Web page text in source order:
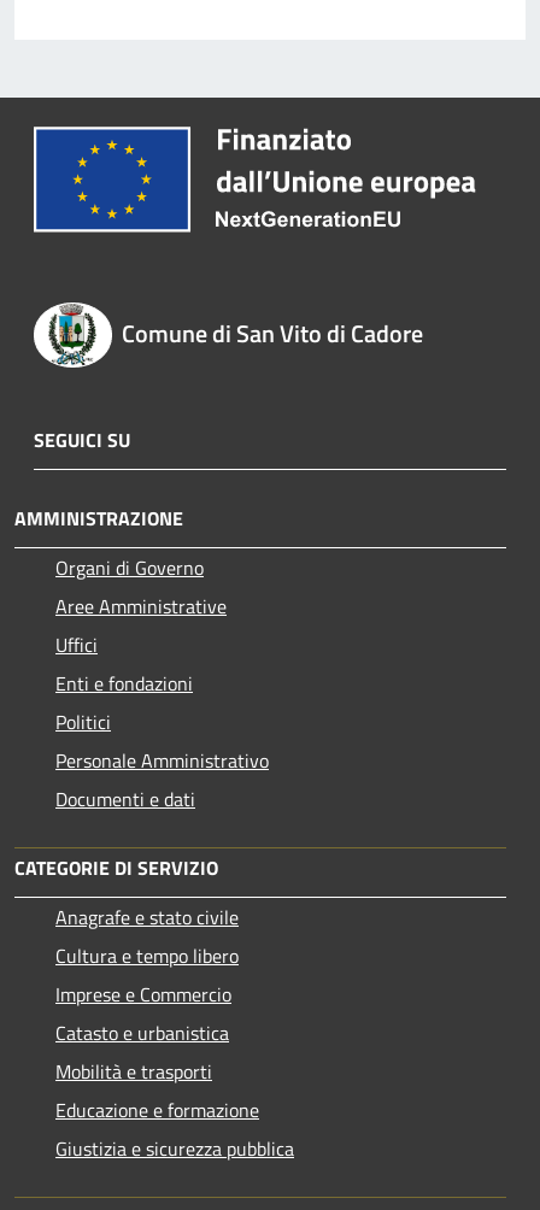
Comune di San Vito di Cadore
SEGUICI SU
AMMINISTRAZIONE
Organi di Governo
Aree Amministrative
Uffici
Enti e fondazioni
Politici
Personale Amministrativo
Documenti e dati
CATEGORIE DI SERVIZIO
Anagrafe e stato civile
Cultura e tempo libero
Imprese e Commercio
Catasto e urbanistica
Mobilità e trasporti
Educazione e formazione
Giustizia e sicurezza pubblica